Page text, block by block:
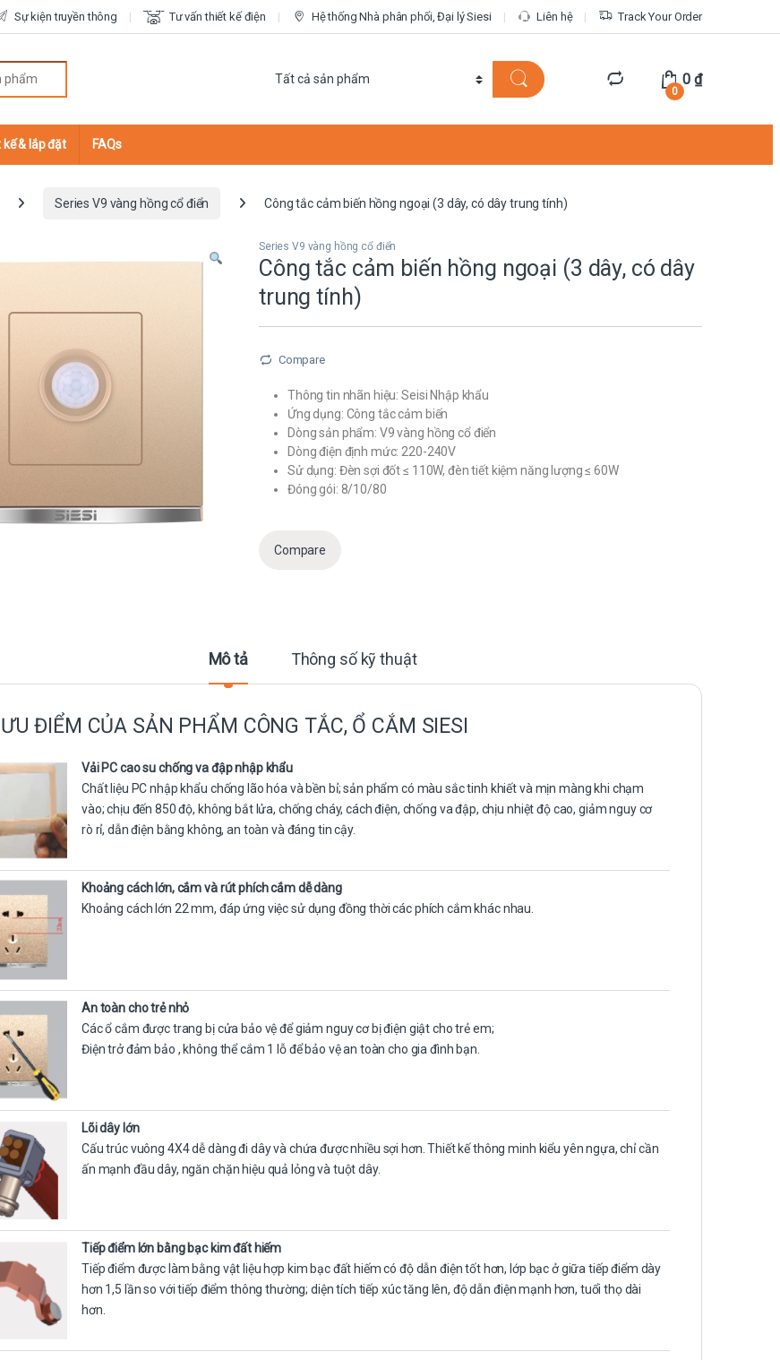
Sự kiện truyền thông Tư vấn thiết kế điện Hệ thống Nhà phân phối, Đại lý Siesi Liên hệ Track Your Order
0
0₫
kế & lắp đặt FAQs
Series V9 vàng hồng cổ điển Công tắc cảm biến hồng ngoại (3 dây, có dây trung tính)
Series V9 vàng hồng cổ điển
Công tắc cảm biến hồng ngoại (3 dây, có dây
trung tính)
Compare
Thông tin nhãn hiệu: Seisi Nhập khẩu
Ứng dụng: Công tắc cảm biến
Dòng sản phẩm: V9 vàng hồng cổ điển
Dòng điện định mức: 220-240V
Sử dụng: Đèn sợi đốt ≤ 110W, đèn tiết kiệm năng lượng ≤ 60W
Đóng gói: 8/10/80
Compare
Mô tả Thông số kỹ thuật
ĐIỂM CỦA SẢN PHẨM CÔNG TẮC, Ổ CẮM SIESI
Vải PC cao su chống va đập nhập khẩu
Chất liệu PC nhập khẩu chống lão hóa và bền bỉ; sản phẩm có màu sắc tinh khiết và mịn màng khi chạm
vào; chịu đến 850 độ, không bắt lửa, chống cháy, cách điện, chống va đập, chịu nhiệt độ cao, giảm nguy cơ
rò rỉ, dẫn điện bằng không, an toàn và đáng tin cậy.
Khoảng cách lớn, cắm và rút phích cắm dễ dàng
Khoảng cách lớn 22 mm, đáp ứng việc sử dụng đồng thời các phích cắm khác nhau.
An toàn cho trẻ nhỏ
Các ổ cắm được trang bị cửa bảo vệ để giảm nguy cơ bị điện giật cho trẻ em;
Điện trở đảm bảo , không thể cắm 1 lỗ để bảo vệ an toàn cho gia đình bạn.
Lõi dây lớn
Cấu trúc vuông 4X4 dễ dàng đi dây và chứa được nhiều sợi hơn. Thiết kế thông minh kiểu yên ngựa, chỉ cần
ấn mạnh đầu dây, ngăn chặn hiệu quả lỏng và tuột dây.
Tiếp điểm lớn bằng bạc kim đất hiếm
Tiếp điểm được làm bằng vật liệu hợp kim bạc đất hiếm có độ dẫn điện tốt hơn, lớp bạc ở giữa tiếp điểm dày
hơn 1,5 lần so với tiếp điểm thông thường; diện tích tiếp xúc tăng lên, độ dẫn điện mạnh hơn, tuổi thọ dài
hơn.